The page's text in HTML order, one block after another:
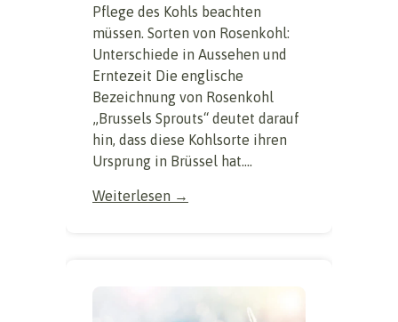
Pflege des Kohls beachten
müssen. Sorten von Rosenkohl:
Unterschiede in Aussehen und
Erntezeit Die englische
Bezeichnung von Rosenkohl
„Brussels Sprouts“ deutet darauf
hin, dass diese Kohlsorte ihren
Ursprung in Brüssel hat....
Weiterlesen →